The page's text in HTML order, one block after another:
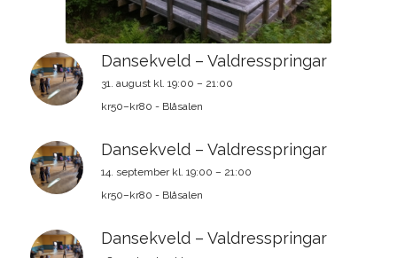
Dansekveld – Valdresspringar
31. august kl. 19:00 – 21:00
kr50–kr80 - Blåsalen
Dansekveld – Valdresspringar
14. september kl. 19:00 – 21:00
kr50–kr80 - Blåsalen
Dansekveld – Valdresspringar